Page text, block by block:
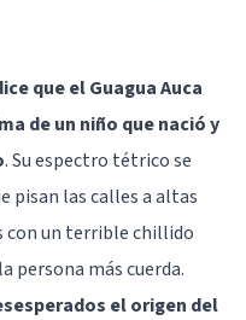
que el Guagua Auca
de un niño que nació y
. Su espectro tétrico se
pisan las calles a altas
con un terrible chillido
persona más cuerda.
el origen del